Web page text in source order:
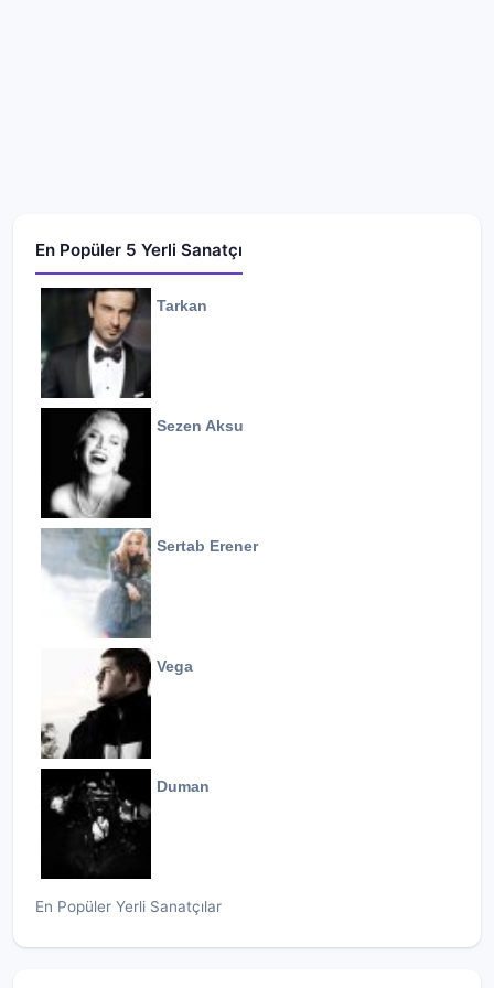
En Popüler 5 Yerli Sanatçı
Tarkan
Sezen Aksu
Sertab Erener
Vega
Duman
En Popüler Yerli Sanatçılar